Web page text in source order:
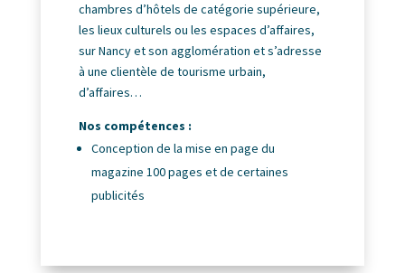
chambres d’hôtels de catégorie supérieure,
les lieux culturels ou les espaces d’affaires,
sur Nancy et son agglomération et s’adresse
à une clientèle de tourisme urbain,
d’affaires…
Nos compétences :
Conception de la mise en page du
magazine 100 pages et de certaines
publicités